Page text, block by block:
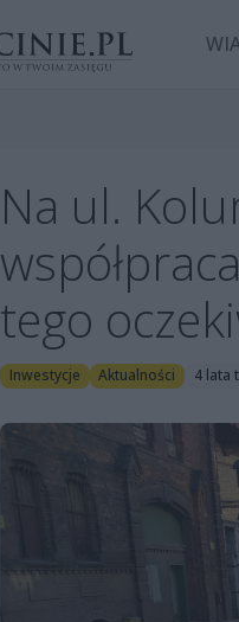
Na ul.
tego
Inwestycje Aktualności 4 lata